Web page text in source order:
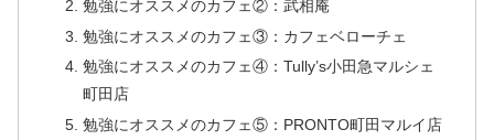
勉強にオススメのカフェ②：武相庵
勉強にオススメのカフェ③：カフェベローチェ
勉強にオススメのカフェ④：Tully’s小田急マルシェ
町田店
勉強にオススメのカフェ⑤：PRONTO町田マルイ店